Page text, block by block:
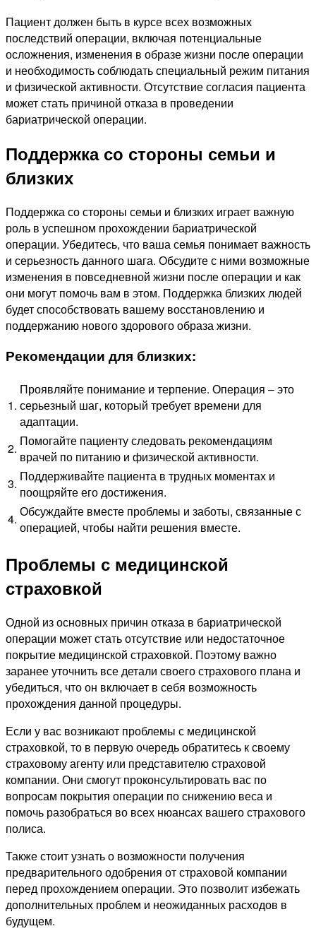
Пациент должен быть в курсе всех возможных
последствий операции, включая потенциальные
осложнения, изменения в образе жизни после операции
и необходимость соблюдать специальный режим питания
и физической активности. Отсутствие согласия пациента
может стать причиной отказа в проведении
бариатрической операции.
Поддержка со стороны семьи и
близких
Поддержка со стороны семьи и близких играет важную
роль в успешном прохождении бариатрической
операции. Убедитесь, что ваша семья понимает важность
и серьезность данного шага. Обсудите с ними возможные
изменения в повседневной жизни после операции и как
они могут помочь вам в этом. Поддержка близких людей
будет способствовать вашему восстановлению и
поддержанию нового здорового образа жизни.
Рекомендации для близких:
1.
Проявляйте понимание и терпение. Операция – это
серьезный шаг, который требует времени для
адаптации.
2. Помогайте пациенту следовать рекомендациям
врачей по питанию и физической активности.
3. Поддерживайте пациента в трудных моментах и
поощряйте его достижения.
4. Обсуждайте вместе проблемы и заботы, связанные с
операцией, чтобы найти решения вместе.
Проблемы с медицинской
страховкой
Одной из основных причин отказа в бариатрической
операции может стать отсутствие или недостаточное
покрытие медицинской страховкой. Поэтому важно
заранее уточнить все детали своего страхового плана и
убедиться, что он включает в себя возможность
прохождения данной процедуры.
Если у вас возникают проблемы с медицинской
страховкой, то в первую очередь обратитесь к своему
страховому агенту или представителю страховой
компании. Они смогут проконсультировать вас по
вопросам покрытия операции по снижению веса и
помочь разобраться во всех нюансах вашего страхового
полиса.
Также стоит узнать о возможности получения
предварительного одобрения от страховой компании
перед прохождением операции. Это позволит избежать
дополнительных проблем и неожиданных расходов в
будущем.